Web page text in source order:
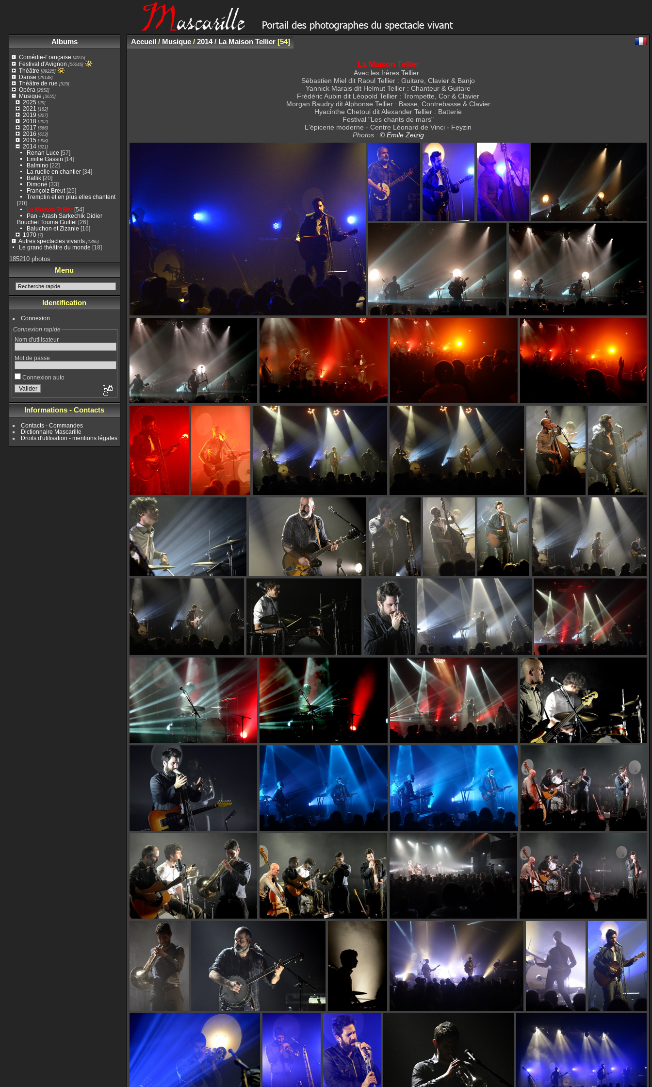
Albums
Comédie-Française [4095]
Festival d'Avignon [56246]
Théâtre [89225]
Danse [29148]
Théâtre de rue [525]
Opéra [2852]
Musique [3655]
2025 [29]
2021 [182]
2019 [827]
2018 [202]
2017 [566]
2016 [613]
2015 [908]
2014[321]
Renan Luce [57]
Emilie Gassin [14]
Balmino[22]
La ruelle en chantier[34]
Batlik[20]
Dimoné [33]
Françoiz Breut[25]
Tremplin et en plus elles chantent
[20]
La Maison Tellier[54]
Pan - Arash Sarkechik Didier
Bouchet Touma Guittet[26]
Baluchon et Zizanie [16]
1970[7]
Autres spectacles vivants[1386]
Le grand théâtre du monde [18]
185210 photos
Menu
Identification
Connexion
Connexion rapide
Nom d'utilisateur
Mot de passe
Connexion auto
Informations - Contacts
Contacts - Commandes
Dictionnaire Mascarille
Droits d'utilisation - mentions légales
Accueil/ Musique/ 2014/ La Maison Tellier 54
La Maison Tellier
Avec les frères Tellier :
Sébastien Miel dit Raoul Tellier : Guitare, Clavier & Banjo
Yannick Marais dit Helmut Tellier : Chanteur & Guitare
Frédéric Aubin dit Léopold Tellier : Trompette, Cor & Clavier
Morgan Baudry dit Alphonse Tellier : Basse, Contrebasse & Clavier
Hyacinthe Chetoui dit Alexander Tellier : Batterie
Festival "Les chants de mars"
L'épicerie moderne - Centre Léonard de Vinci - Feyzin
Photos : © Emile Zeizig